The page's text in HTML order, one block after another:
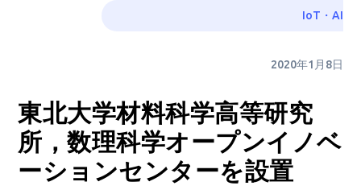
IoT・AI
2020年1月8日
東北大学材料科学高等研究
所，数理科学オープンイノベ
ーションセンターを設置